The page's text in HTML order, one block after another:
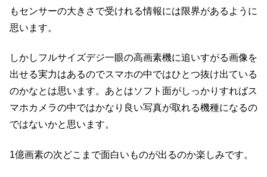
もセンサーの大きさで受けれる情報には限界があるように
思います。
しかしフルサイズデジ一眼の高画素機に追いすがる画像を
出せる実力はあるのでスマホの中ではひとつ抜け出ている
のかなとは思います。あとはソフト面がしっかりすればス
マホカメラの中ではかなり良い写真が取れる機種になるの
ではないかと思います。
1億画素の次どこまで面白いものが出るのか楽しみです。